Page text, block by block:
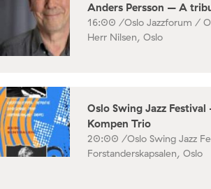
Anders Persson – A
16:00 /Oslo Jazzforum /
Herr Nilsen, Oslo
Oslo Swing Jazz
Kompen Trio
20:00 /Oslo Swing Jazz
Forstanderskapsalen, Oslo